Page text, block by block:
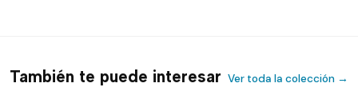
También te puede interesar Ver toda la colección →